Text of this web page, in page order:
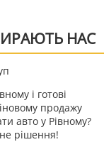
НАС
і готові
продажу
авто у Рівному?
рішення!